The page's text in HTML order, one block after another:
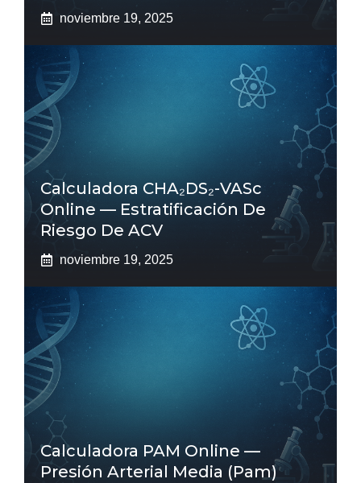
noviembre 19, 2025
Calculadora CHA₂DS₂-VASc
Online — Estratificación De
Riesgo De ACV
noviembre 19, 2025
Calculadora PAM Online —
Presión Arterial Media (pam)